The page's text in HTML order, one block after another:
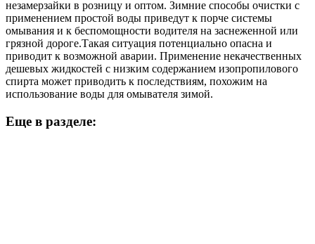
незамерзайки в розницу и оптом. Зимние способы очистки с
применением простой воды приведут к порче системы
омывания и к беспомощности водителя на заснеженной или
грязной дороге.Такая ситуация потенциально опасна и
приводит к возможной аварии. Применение некачественных
дешевых жидкостей с низким содержанием изопропилового
спирта может приводить к последствиям, похожим на
использование воды для омывателя зимой.
Еще в разделе: